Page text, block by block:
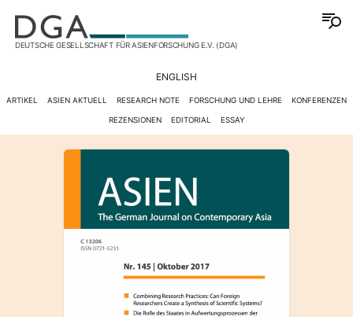
DEUTSCHE GESELLSCHAFT FÜR ASIENFORSCHUNG E.V. (DGA)
ENGLISH
ARTIKEL ASIEN AKTUELL RESEARCH NOTE FORSCHUNG UND LEHRE KONFERENZEN
REZENSIONEN EDITORIAL ESSAY